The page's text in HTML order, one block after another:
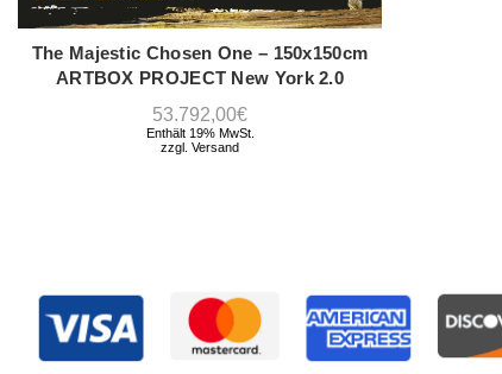
IN DEN WARENKORB
The Majestic Chosen One – 150x150cm
ARTBOX PROJECT New York 2.0
53.792,00€
Enthält 19% MwSt.
zzgl. Versand